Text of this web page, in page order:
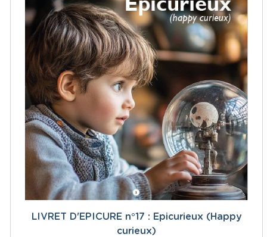
LIVRET D'EPICURE n°17 : Epicurieux (Happy
curieux)